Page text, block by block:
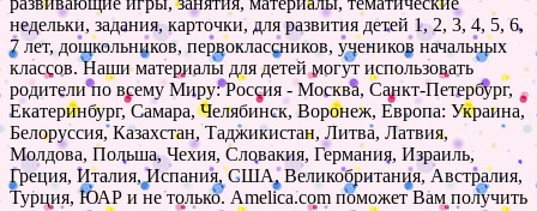
недельки, задания, карточки, для развития детей 1, 2, 3, 4, 5, 6,
7 лет, дошкольников, первоклассников, учеников начальных
классов. Наши материалы для детей могут использовать
родители по всему Миру: Россия - Москва, Санкт-Петербург,
Екатеринбург, Самара, Челябинск, Воронеж, Европа: Украина,
Белоруссия, Казахстан, Таджикистан, Литва, Латвия,
Молдова, Польша, Чехия, Словакия, Германия, Израиль,
Греция, Италия, Испания, США, Великобритания, Австралия,
Турция, ЮАР и не только. Amelica.com поможет Вам получить